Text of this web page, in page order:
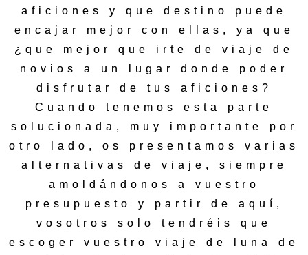
aficiones y que destino puede
encajar mejor con ellas, ya que
¿que mejor que irte de viaje de
novios a un lugar donde poder
disfrutar de tus aficiones?
Cuando tenemos esta parte
solucionada, muy importante por
otro lado, os presentamos varias
alternativas de viaje, siempre
amoldándonos a vuestro
presupuesto y partir de aquí,
vosotros solo tendréis que
escoger vuestro viaje de luna de